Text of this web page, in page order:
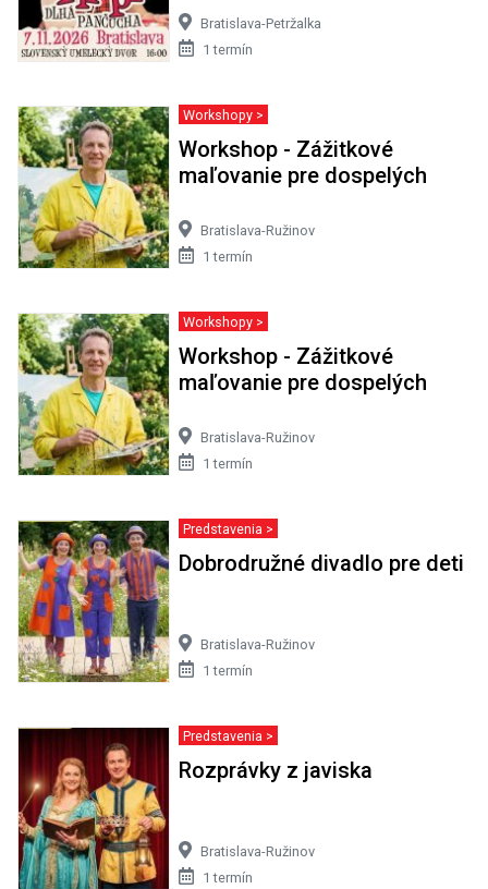
Bratislava-Petržalka
1 termín
Workshopy >
Workshop - Zážitkové
maľovanie pre dospelých
Bratislava-Ružinov
1 termín
Workshopy >
Workshop - Zážitkové
maľovanie pre dospelých
Bratislava-Ružinov
1 termín
Predstavenia >
Dobrodružné divadlo pre deti
Bratislava-Ružinov
1 termín
Predstavenia >
Rozprávky z javiska
Bratislava-Ružinov
1 termín